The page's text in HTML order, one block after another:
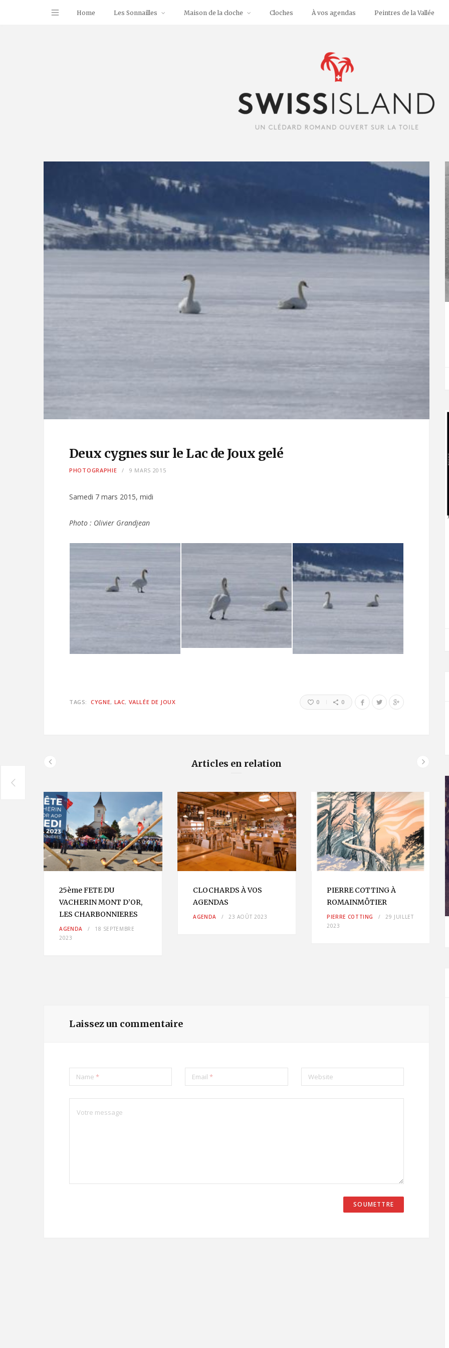
Home Les Sonnailles Maison de la cloche Cloches À vos agendas Peintres de la Vallée
Deux cygnes sur le Lac de Joux gelé
PHOTOGRAPHIE 9 MARS 2015
Samedi 7 mars 2015, midi
Photo : Olivier Grandjean
TAGS: CYGNE LAC VALLÉE DE JOUX 0 0
Articles en relation
25ème FETE DU
VACHERIN MONT D’OR,
LES CHARBONNIERES
AGENDA
18 SEPTEMBRE
2023
CLOCHARDS À VOS
AGENDAS
AGENDA 23 AOÛT 2023
PIERRE COTTING À
ROMAINMÔTIER
PIERRE COTTING
29 JUILLET
2023
Laissez un commentaire
Name * Email* Website